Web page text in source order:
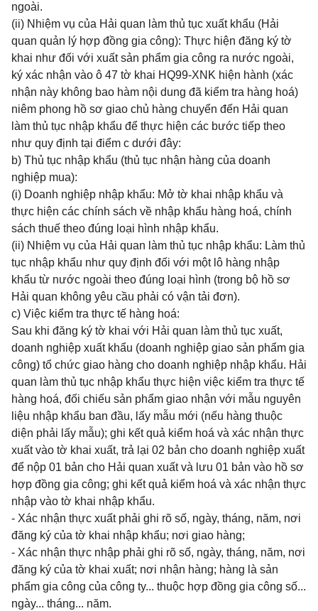
ngoài.
(ii) Nhiệm vụ của Hải quan làm thủ tục xuất khẩu (Hải
quan quản lý hợp đồng gia công): Thực hiện đăng ký tờ
khai như đối với xuất sản phẩm gia công ra nước ngoài,
ký xác nhận vào ô 47 tờ khai HQ99-XNK hiện hành (xác
nhận này không bao hàm nội dung đã kiểm tra hàng hoá)
niêm phong hồ sơ giao chủ hàng chuyển đến Hải quan
làm thủ tục nhập khẩu để thực hiện các bước tiếp theo
như quy định tại điểm c dưới đây:
b) Thủ tục nhập khẩu (thủ tục nhận hàng của doanh
nghiệp mua):
(i) Doanh nghiệp nhập khẩu: Mở tờ khai nhập khẩu và
thực hiện các chính sách về nhập khẩu hàng hoá, chính
sách thuế theo đúng loại hình nhập khẩu.
(ii) Nhiệm vụ của Hải quan làm thủ tục nhập khẩu: Làm thủ
tục nhập khẩu như quy định đối với một lô hàng nhập
khẩu từ nước ngoài theo đúng loại hình (trong bộ hồ sơ
Hải quan không yêu cầu phải có vận tải đơn).
c) Việc kiểm tra thực tế hàng hoá:
Sau khi đăng ký tờ khai với Hải quan làm thủ tục xuất,
doanh nghiệp xuất khẩu (doanh nghiệp giao sản phẩm gia
công) tổ chức giao hàng cho doanh nghiệp nhập khẩu. Hải
quan làm thủ tục nhập khẩu thực hiện việc kiểm tra thực tế
hàng hoá, đối chiếu sản phẩm giao nhận với mẫu nguyên
liệu nhập khẩu ban đầu, lấy mẫu mới (nếu hàng thuộc
diện phải lấy mẫu); ghi kết quả kiểm hoá và xác nhận thực
xuất vào tờ khai xuất, trả lại 02 bản cho doanh nghiệp xuất
để nộp 01 bản cho Hải quan xuất và lưu 01 bản vào hồ sơ
hợp đồng gia công; ghi kết quả kiểm hoá và xác nhận thực
nhập vào tờ khai nhập khẩu.
- Xác nhận thực xuất phải ghi rõ số, ngày, tháng, năm, nơi
đăng ký của tờ khai nhập khẩu; nơi giao hàng;
- Xác nhận thực nhập phải ghi rõ số, ngày, tháng, năm, nơi
đăng ký của tờ khai xuất; nơi nhận hàng; hàng là sản
phẩm gia công của công ty... thuộc hợp đồng gia công số...
ngày... tháng... năm.